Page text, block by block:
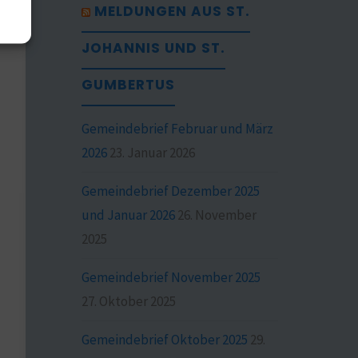
MELDUNGEN AUS ST.
JOHANNIS UND ST.
GUMBERTUS
Gemeindebrief Februar und März
202623. Januar 2026
Gemeindebrief Dezember 2025
und Januar 202626. November
2025
Gemeindebrief November 2025
27. Oktober 2025
Gemeindebrief Oktober 2025 29.